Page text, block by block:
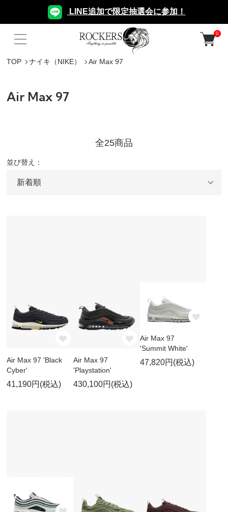
LINE追加で限定抽選会に参加！
0
TOP ナイキ（NIKE） Air Max 97
Air Max 97
全25商品
並び替え：
Air Max 97 'Black
Cyber'
41,190円(税込)
Air Max 97
'Playstation'
430,100円(税込)
Air Max 97
'Summit White'
47,820円(税込)